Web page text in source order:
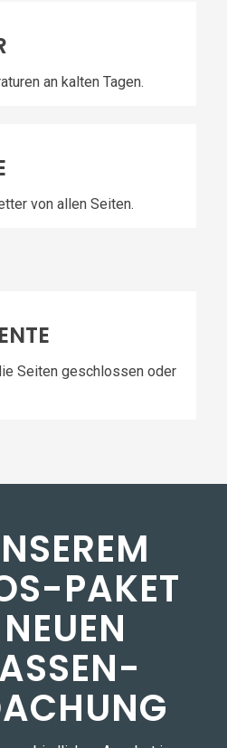
an kalten Tagen.
von allen Seiten.
Seiten geschlossen oder
PAKET